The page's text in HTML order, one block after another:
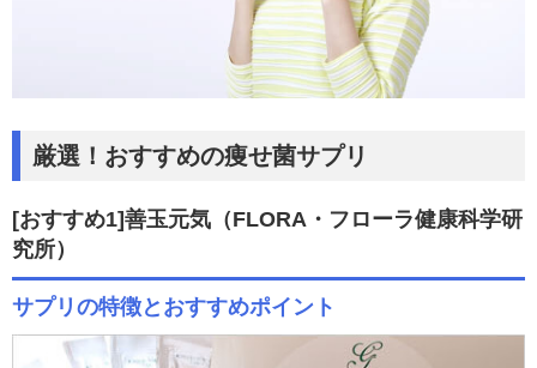
厳選！おすすめの痩せ菌サプリ
[おすすめ1]善玉元気 （FLORA・フローラ健康科学研
究所）
サプリの特徴とおすすめポイント